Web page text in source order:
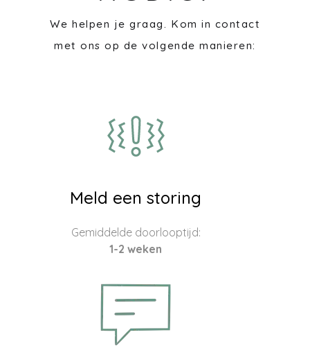
We helpen je graag. Kom in contact
met ons op de volgende manieren:
Meld een storing
Gemiddelde doorlooptijd:
1-2 weken